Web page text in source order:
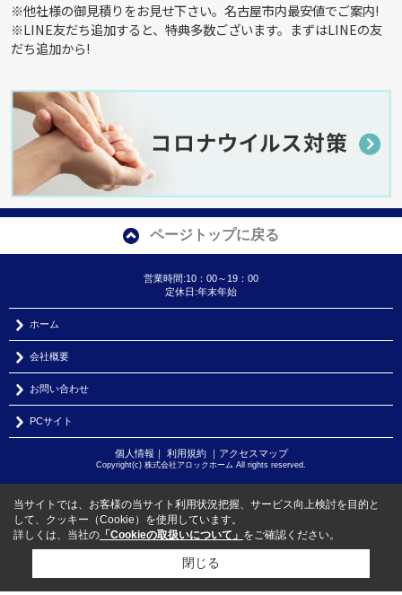
※他社様の御見積りをお見せ下さい。名古屋市内最安値でご案内!
※LINE友だち追加すると、特典多数ございます。まずはLINEの友
だち追加から!
ページトップに戻る
営業時間:10：00～19：00
定休日:年末年始
ホーム
会社概要
お問い合わせ
PCサイト
個人情報 ｜ 利用規約｜ アクセスマップ
Copyright(c) 株式会社アロックホーム All rights reserved.
当サイトでは、お客様の当サイト利用状況把握、サービス向上検討を目的と
して、クッキー（Cookie）を使用しています。
詳しくは、当社の 「Cookieの取扱いについて」 をご確認ください。
閉じる